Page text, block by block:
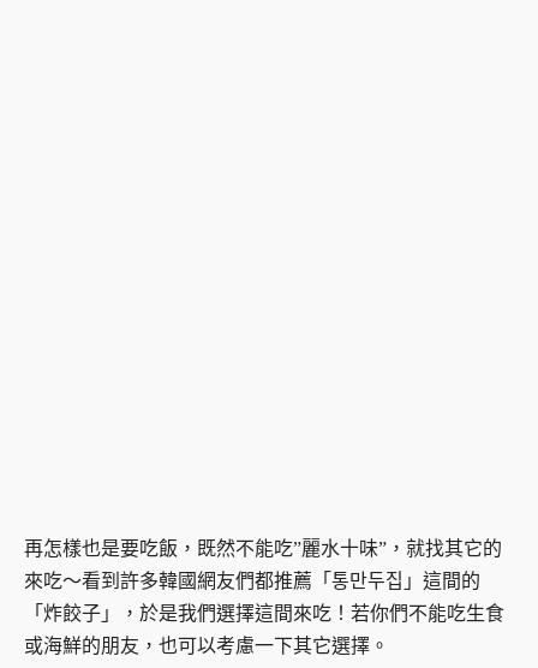
再怎樣也是要吃飯，既然不能吃”麗水十味”，就找其它的
來吃～看到許多韓國網友們都推薦「통만두집」這間的
「炸餃子」，於是我們選擇這間來吃！若你們不能吃生食
或海鮮的朋友，也可以考慮一下其它選擇。